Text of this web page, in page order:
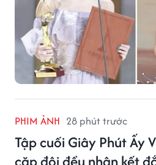
PHIM ẢNH 28 phút trước
Tập cuối Giây Phút Ấy
cặp đôi đều nhận kết